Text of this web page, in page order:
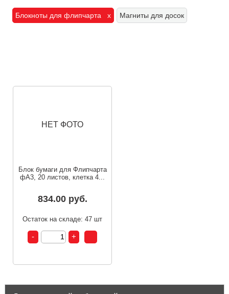
Блокноты для флипчарта x Магниты для досок
НЕТ ФОТО
Блок бумаги для Флипчарта
фА3, 20 листов, клетка 4...
834.00 руб.
Остаток на складе: 47 шт